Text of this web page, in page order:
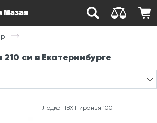
Мазая
см в Екатеринбурге
Лодка ПВХ Пиранья 100